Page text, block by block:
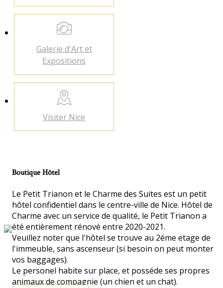
Galerie d'Artet
Expositions
Visiter Nice
Boutique Hôtel
Le Petit Trianon et le Charme des Suites est un petit
hôtel confidentiel dans le centre-ville de Nice. Hôtel de
Charme avec un service de qualité, le Petit Trianon a
été entièrement rénové entre 2020-2021.
Veuillez noter que l'hôtel se trouve au 2éme etage de
l'immeuble, sans ascenseur (si besoin on peut monter
vos baggages).
Le personel habite sur place, et posséde ses propres
animaux de compagnie (un chien et un chat).